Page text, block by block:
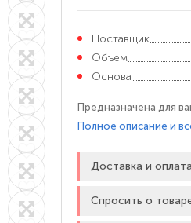
Поставщик
Объем
Основа
Предназначена для
недостаток
и аромат вишни
сексе. Гель-смазка
Полное описание и
Доставка и оплата
Спросить о